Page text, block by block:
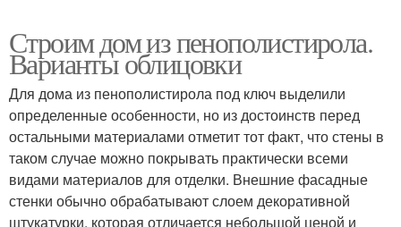
Строим дом из пенополистирола.
Варианты облицовки
Для дома из пенополистирола под ключ выделили
определенные особенности, но из достоинств перед
остальными материалами отметит тот факт, что стены в
таком случае можно покрывать практически всеми
видами материалов для отделки. Внешние фасадные
стенки обычно обрабатывают слоем декоративной
штукатурки, которая отличается небольшой ценой и